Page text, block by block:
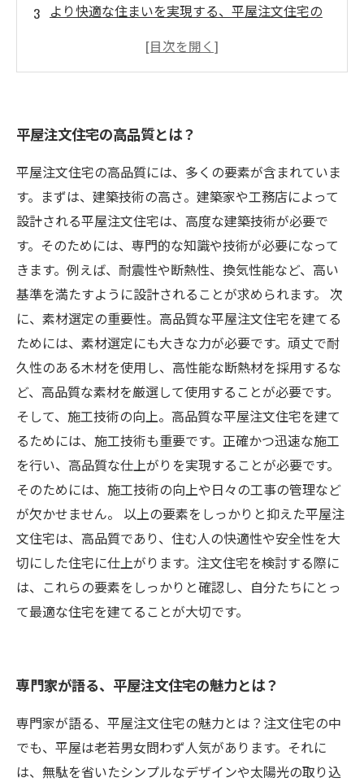
より快適な住まいを実現する、平屋注文住宅の
ントとは？
平屋注文住宅の高品質とは？
平屋注文住宅の高品質には、多くの要素が含まれていま
す。まずは、建築技術の高さ。建築家や工務店によって
設計される平屋注文住宅は、高度な建築技術が必要で
す。そのためには、専門的な知識や技術が必要になって
きます。例えば、耐震性や断熱性、換気性能など、高い
基準を満たすように設計されることが求められます。 次
に、素材選定の重要性。高品質な平屋注文住宅を建てる
ためには、素材選定にも大きな力が必要です。頑丈で耐
久性のある木材を使用し、高性能な断熱材を採用するな
ど、高品質な素材を厳選して使用することが必要です。
そして、施工技術の向上。高品質な平屋注文住宅を建て
るためには、施工技術も重要です。正確かつ迅速な施工
を行い、高品質な仕上がりを実現することが必要です。
そのためには、施工技術の向上や日々の工事の管理など
が欠かせません。 以上の要素をしっかりと抑えた平屋注
文住宅は、高品質であり、住む人の快適性や安全性を大
切にした住宅に仕上がります。注文住宅を検討する際に
は、これらの要素をしっかりと確認し、自分たちにとっ
て最適な住宅を建てることが大切です。
専門家が語る、平屋注文住宅の魅力とは？
専門家が語る、平屋注文住宅の魅力とは？注文住宅の中
でも、平屋は老若男女問わず人気があります。それに
は、無駄を省いたシンプルなデザインや太陽光の取り込